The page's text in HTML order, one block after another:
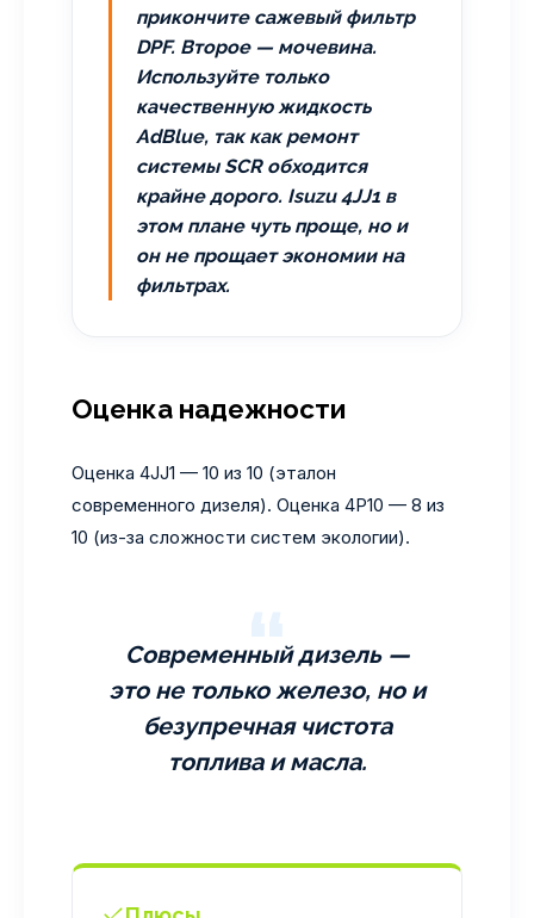
прикончите сажевый фильтр
DPF. Второе — мочевина.
Используйте только
качественную жидкость
AdBlue, так как ремонт
системы SCR обходится
крайне дорого. Isuzu 4JJ1 в
этом плане чуть проще, но и
он не прощает экономии на
фильтрах.
Оценка надежности
Оценка 4JJ1 — 10 из 10 (эталон
современного дизеля). Оценка 4P10 — 8 из
10 (из-за сложности систем экологии).
Современный дизель —
это не только железо, но и
безупречная чистота
топлива и масла.